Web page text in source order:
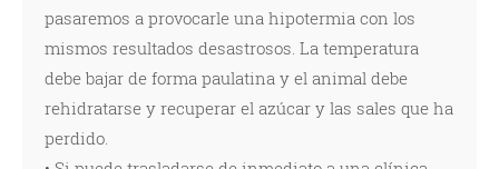
pasaremos a provocarle una hipotermia con los
mismos resultados desastrosos. La temperatura
debe bajar de forma paulatina y el animal debe
rehidratarse y recuperar el azúcar y las sales que ha
perdido.